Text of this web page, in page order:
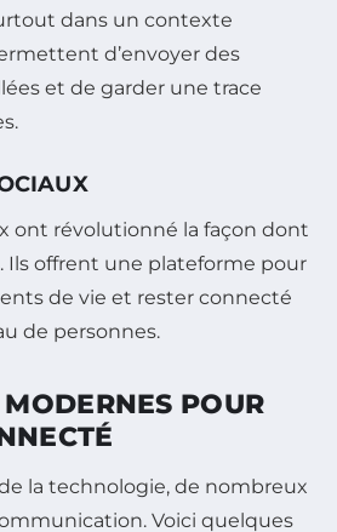
dans un contexte
d’envoyer des
et de garder une trace
ont révolutionné la façon dont
Ils offrent une plateforme pour
de vie et rester connecté
de personnes.
POUR
la technologie, de nombreux
Voici quelques